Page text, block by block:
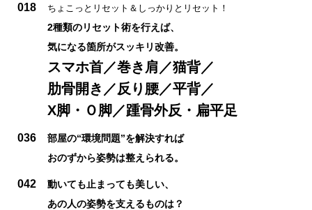
018 ちょこっとリセット＆しっかりとリセット！
2種類のリセット術を行えば、
気になる箇所がスッキリ改善。
スマホ首／巻き肩／猫背／
肋骨開き／反り腰／平背／
X脚・Ｏ脚／踵骨外反・扁平足
036
部屋の“環境問題”を解決すれば
おのずから姿勢は整えられる。
042
動いても止まっても美しい、
あの人の姿勢を支えるものは？